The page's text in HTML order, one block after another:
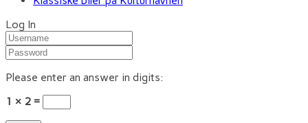
Log In
Please enter an answer in digits:
1 × 2 =